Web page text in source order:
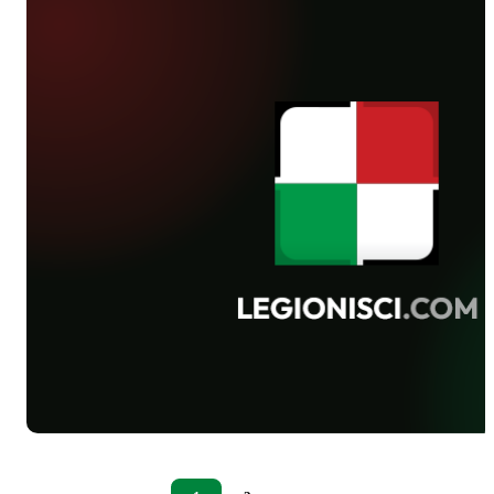
przewagi bezbramkowo zremisowali z
91 - 34 zdjęcia Bodziacha